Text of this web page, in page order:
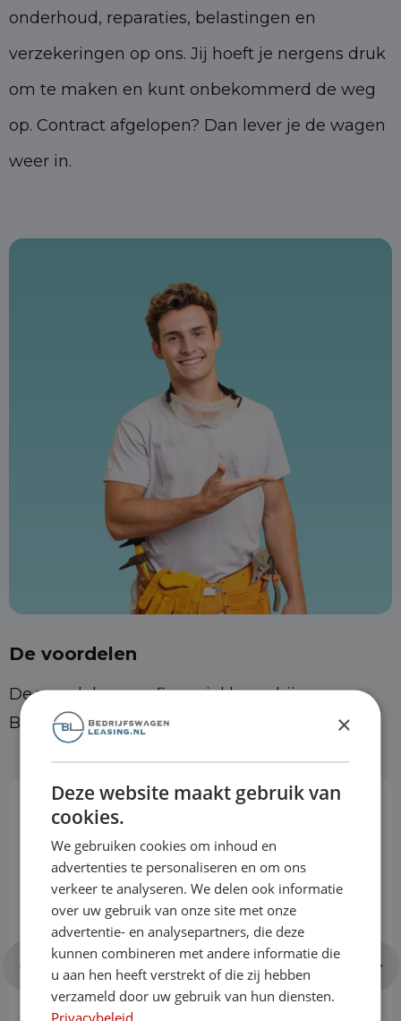
onderhoud, reparaties, belastingen en
verzekeringen op ons. Jij hoeft je nergens druk
om te maken en kunt onbekommerd de weg
op. Contract afgelopen? Dan lever je de wagen
weer in.
De voordelen
De voordelen van financial lease bij
Bedrijfswagenleasing
Geen jaarcijfers nodig
Ook starters en ZZP'ers zijn bij ons
welkom. Wij kijken naar de mensen
achter het bedrijf, niet alleen naar de
cijfers.
×
Deze website maakt gebruik van
cookies.
We gebruiken cookies om inhoud en
advertenties te personaliseren en om ons
verkeer te analyseren. We delen ook informatie
over uw gebruik van onze site met onze
advertentie- en analysepartners, die deze
kunnen combineren met andere informatie die
u aan hen heeft verstrekt of die zij hebben
verzameld door uw gebruik van hun diensten.
Privacybeleid